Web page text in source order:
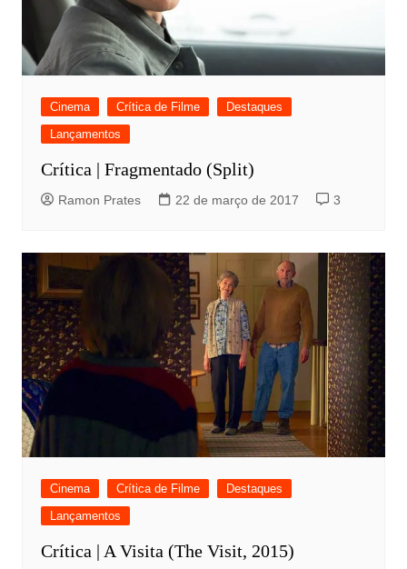
Cinema Crítica de Filme
Destaques
Lançamentos
Crítica | Fragmentado (Split)
Ramon Prates 22 de março de 2017 3
Cinema Crítica de Filme
Destaques
Lançamentos
Crítica | A Visita (The Visit, 2015)